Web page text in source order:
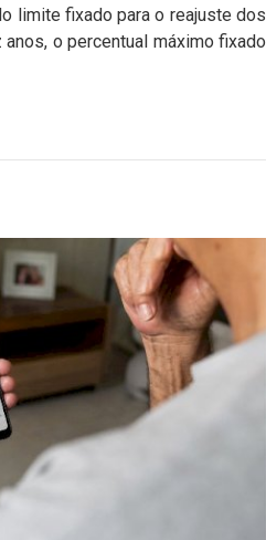
limite fixado para o reajuste dos
o percentual máximo fixado